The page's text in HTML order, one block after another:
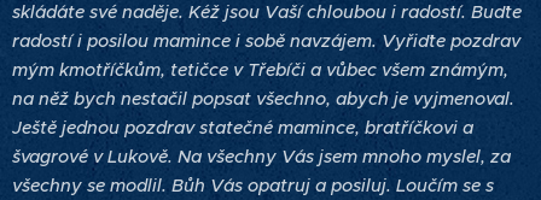
skládáte své naděje. Kéž jsou Vaší chloubou i radostí. Buďte
radostí i posilou mamince i sobě navzájem. Vyřiďte pozdrav
mým kmotříčkům, tetičce v Třebíči a vůbec všem známým,
na něž bych nestačil popsat všechno, abych je vyjmenoval.
Ještě jednou pozdrav statečné mamince, bratříčkovi a
švagrové v Lukově. Na všechny Vás jsem mnoho myslel, za
všechny se modlil. Bůh Vás opatruj a posiluj. Loučím se s